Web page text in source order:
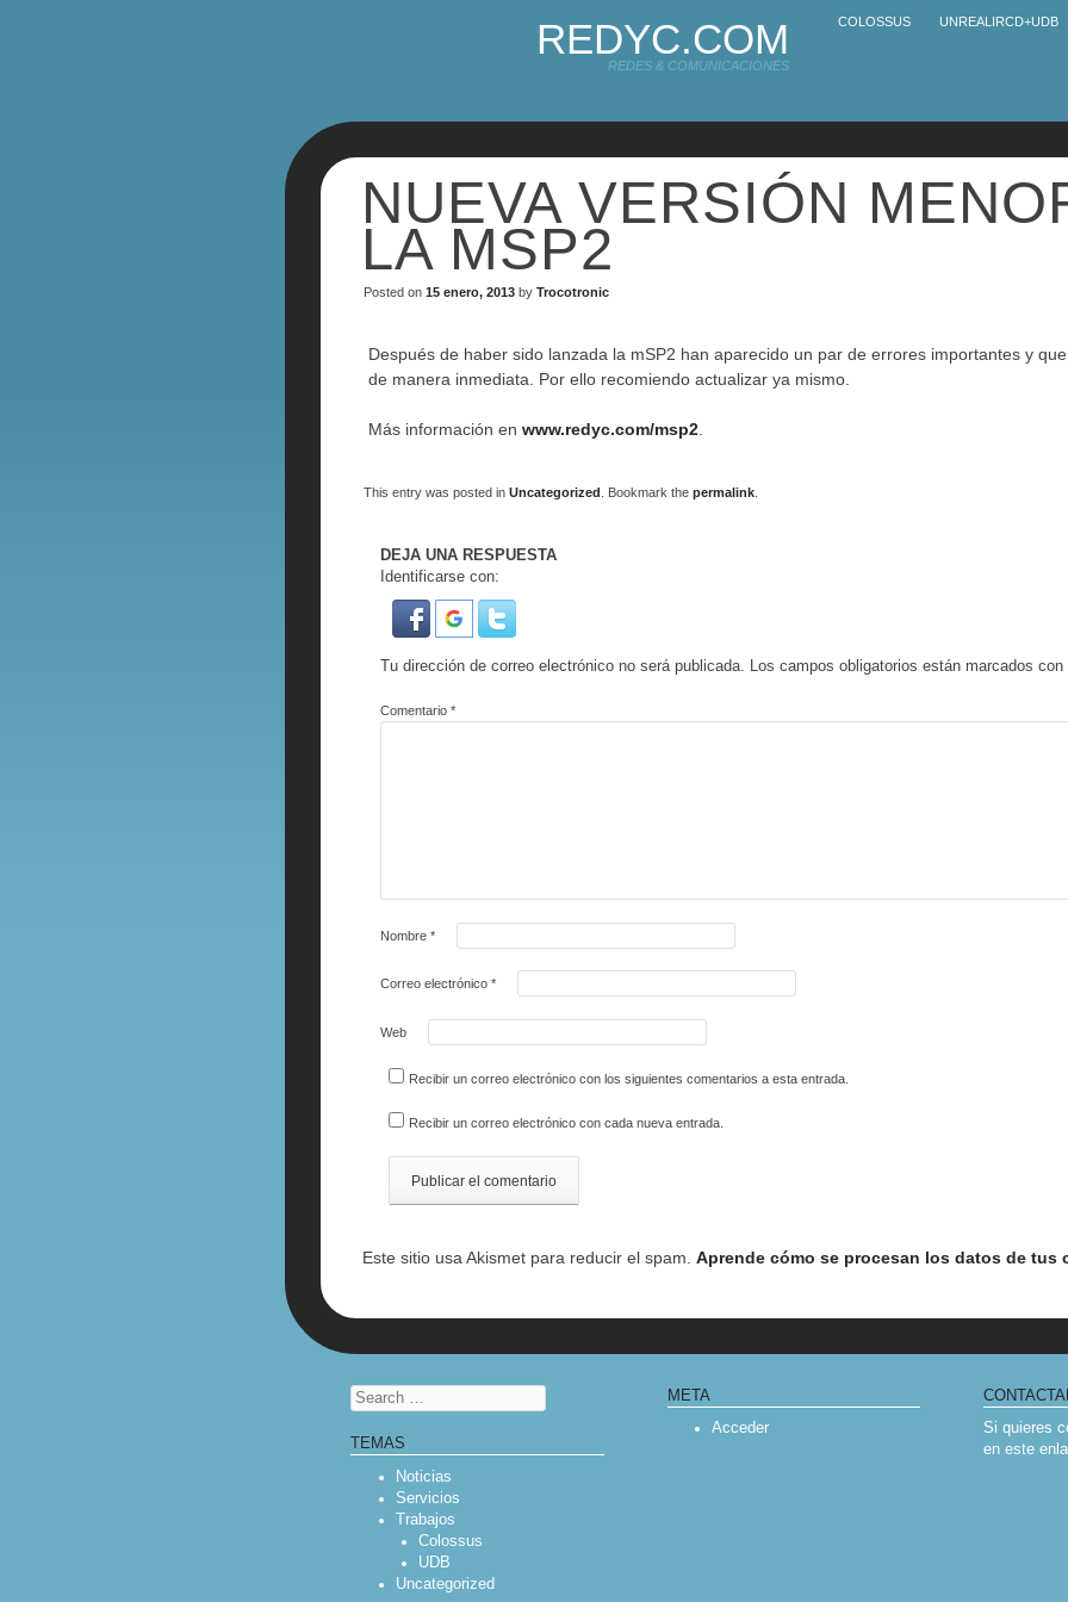
REDYC.COM
REDES & COMUNICACIONES
COLOSSUS UNREALIRCD+UDB
NUEVA VERSIÓN
LA MSP2
Posted on 15 enero, 2013by Trocotronic
Después de haber sido lanzada la mSP2 han aparecido un par de errores importantes y
de manera inmediata. Por ello recomiendo actualizar ya mismo.
Más información en www.redyc.com/msp2
This entry was posted in Uncategorized . Bookmark the permalink.
DEJA UNA RESPUESTA
Identificarse con:
Tu dirección de correo electrónico no será publicada. Los campos obligatorios están marcados con
Comentario*
Nombre*
Correo electrónico*
Web
Recibir un correo electrónico con los siguientes comentarios a esta entrada.
Recibir un correo electrónico con cada nueva entrada.
Este sitio usa Akismet para reducir el spam. Aprende cómo se procesan los datos de tus
Search
TEMAS
Noticias
Servicios
Trabajos
Colossus
UDB
Uncategorized
META
Acceder
Si quieres
en este